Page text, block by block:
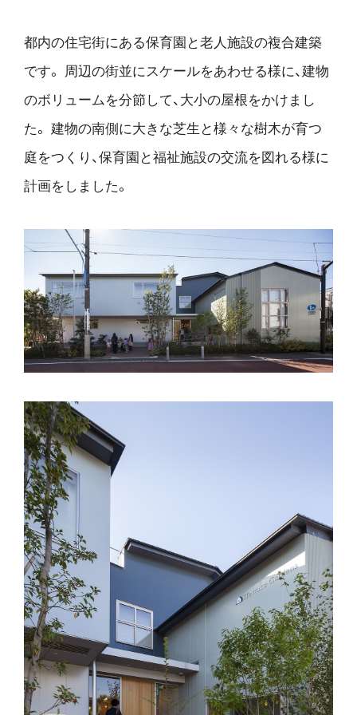
都内の住宅街にある保育園と老人施設の複合建築
です。
周辺の街並にスケールをあわせる様に、建物
のボリュームを分節して、大小の屋根をかけまし
た。 建物の南側に大きな芝生と様々な樹木が育つ
庭をつくり、保育園と福祉施設の交流を図れる様に
計画をしました。